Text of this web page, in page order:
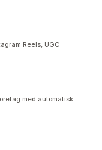
Reels, UGC
med automatisk